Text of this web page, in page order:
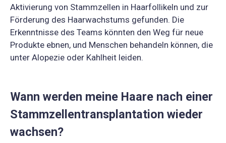
Aktivierung von Stammzellen in Haarfollikeln und zur
Förderung des Haarwachstums gefunden. Die
Erkenntnisse des Teams könnten den Weg für neue
Produkte ebnen, und Menschen behandeln können, die
unter Alopezie oder Kahlheit leiden.
Wann werden meine Haare nach einer
Stammzellentransplantation wieder
wachsen?